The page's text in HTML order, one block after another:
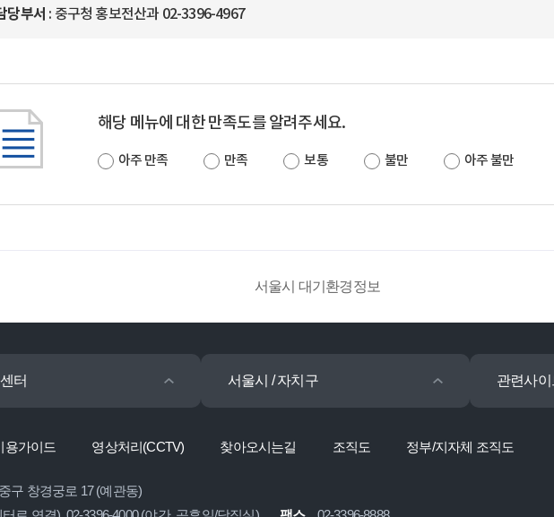
당부서 : 중구청 홍보전산과 02-3396-4967
해당 메뉴에 대한 만족도를 알려주세요.
아주 만족 만족 보통 불만 아주 불만
서울시 대기환경정보
터 서울시 / 자치구 관련사이
용가이드 영상처리(CCTV) 찾아오시는길 조직도 정부/지자체 조직도
구 창경궁로 17 (예관동)